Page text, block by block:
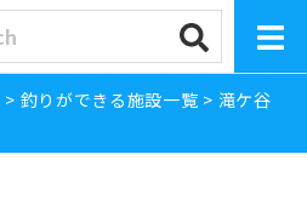
> 釣りができる施設一覧 > 滝ケ谷